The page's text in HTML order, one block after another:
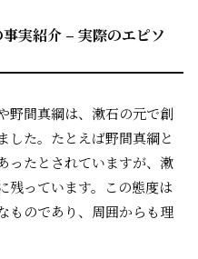
実紹介 – 実際のエピソ
野間真綱は、漱石の元で創
した。たとえば野間真綱と
ったとされていますが、漱
残っています。この態度は
ものであり、周囲からも理